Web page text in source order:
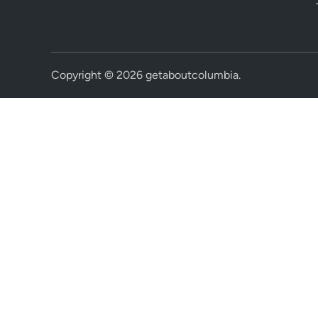
Copyright © 2026 getaboutcolumbia.